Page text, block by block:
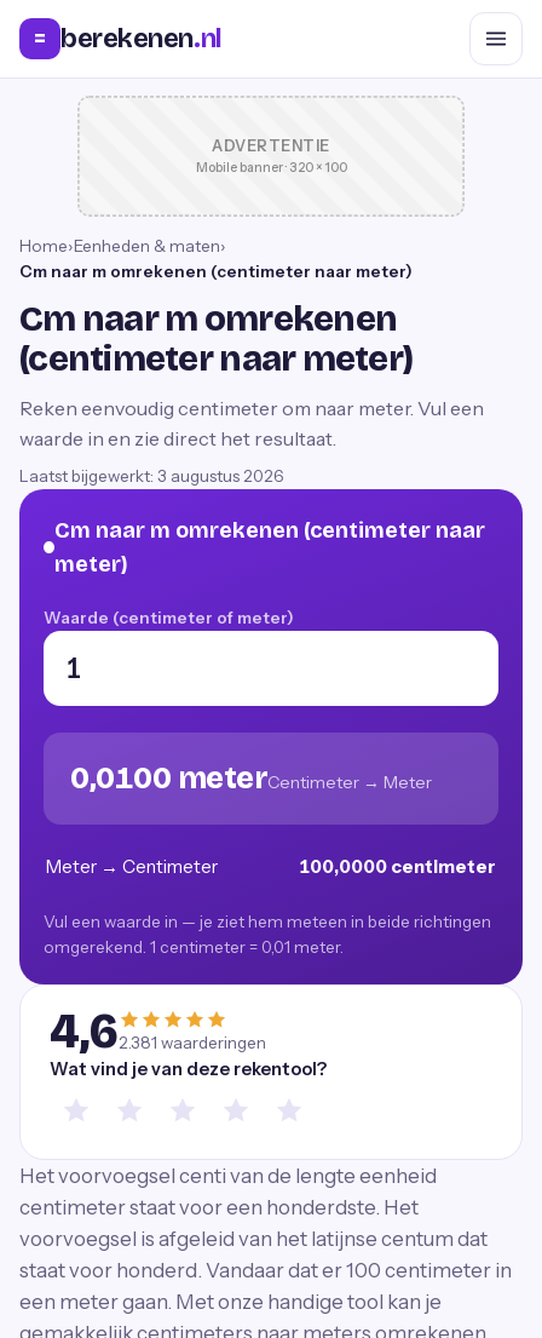
= berekenen.nl
ADVERTENTIE
Mobile banner · 320 × 100
Home›Eenheden & maten›
Cm naar m omrekenen (centimeter naar meter)
Cm naar m omrekenen
(centimeter naar meter)
Reken eenvoudig centimeter om naar meter. Vul een
waarde in en zie direct het resultaat.
Laatst bijgewerkt: 3 augustus 2026
Cm naar m omrekenen (centimeter naar
meter)
Waarde (centimeter of meter)
0,0100 meterCentimeter → Meter
Meter → Centimeter 100,0000 centimeter
Vul een waarde in — je ziet hem meteen in beide richtingen
omgerekend. 1 centimeter = 0,01 meter.
4,62.381 waarderingen
Wat vind je van deze rekentool?
Het voorvoegsel centi van de lengte eenheid
centimeter staat voor een honderdste. Het
voorvoegsel is afgeleid van het latijnse centum dat
staat voor honderd. Vandaar dat er 100 centimeter in
een meter gaan. Met onze handige tool kan je
gemakkelijk centimeters naar meters omrekenen.